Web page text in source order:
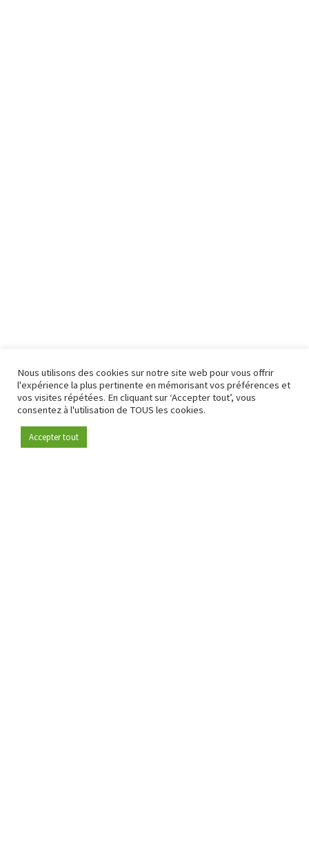
Devenez membre
Nous utilisons des cookies sur notre site web pour vous offrir
l'expérience la plus pertinente en mémorisant vos préférences et
vos visites répétées. En cliquant sur ‘Accepter tout’, vous
consentez à l'utilisation de TOUS les cookies.
Accepter tout